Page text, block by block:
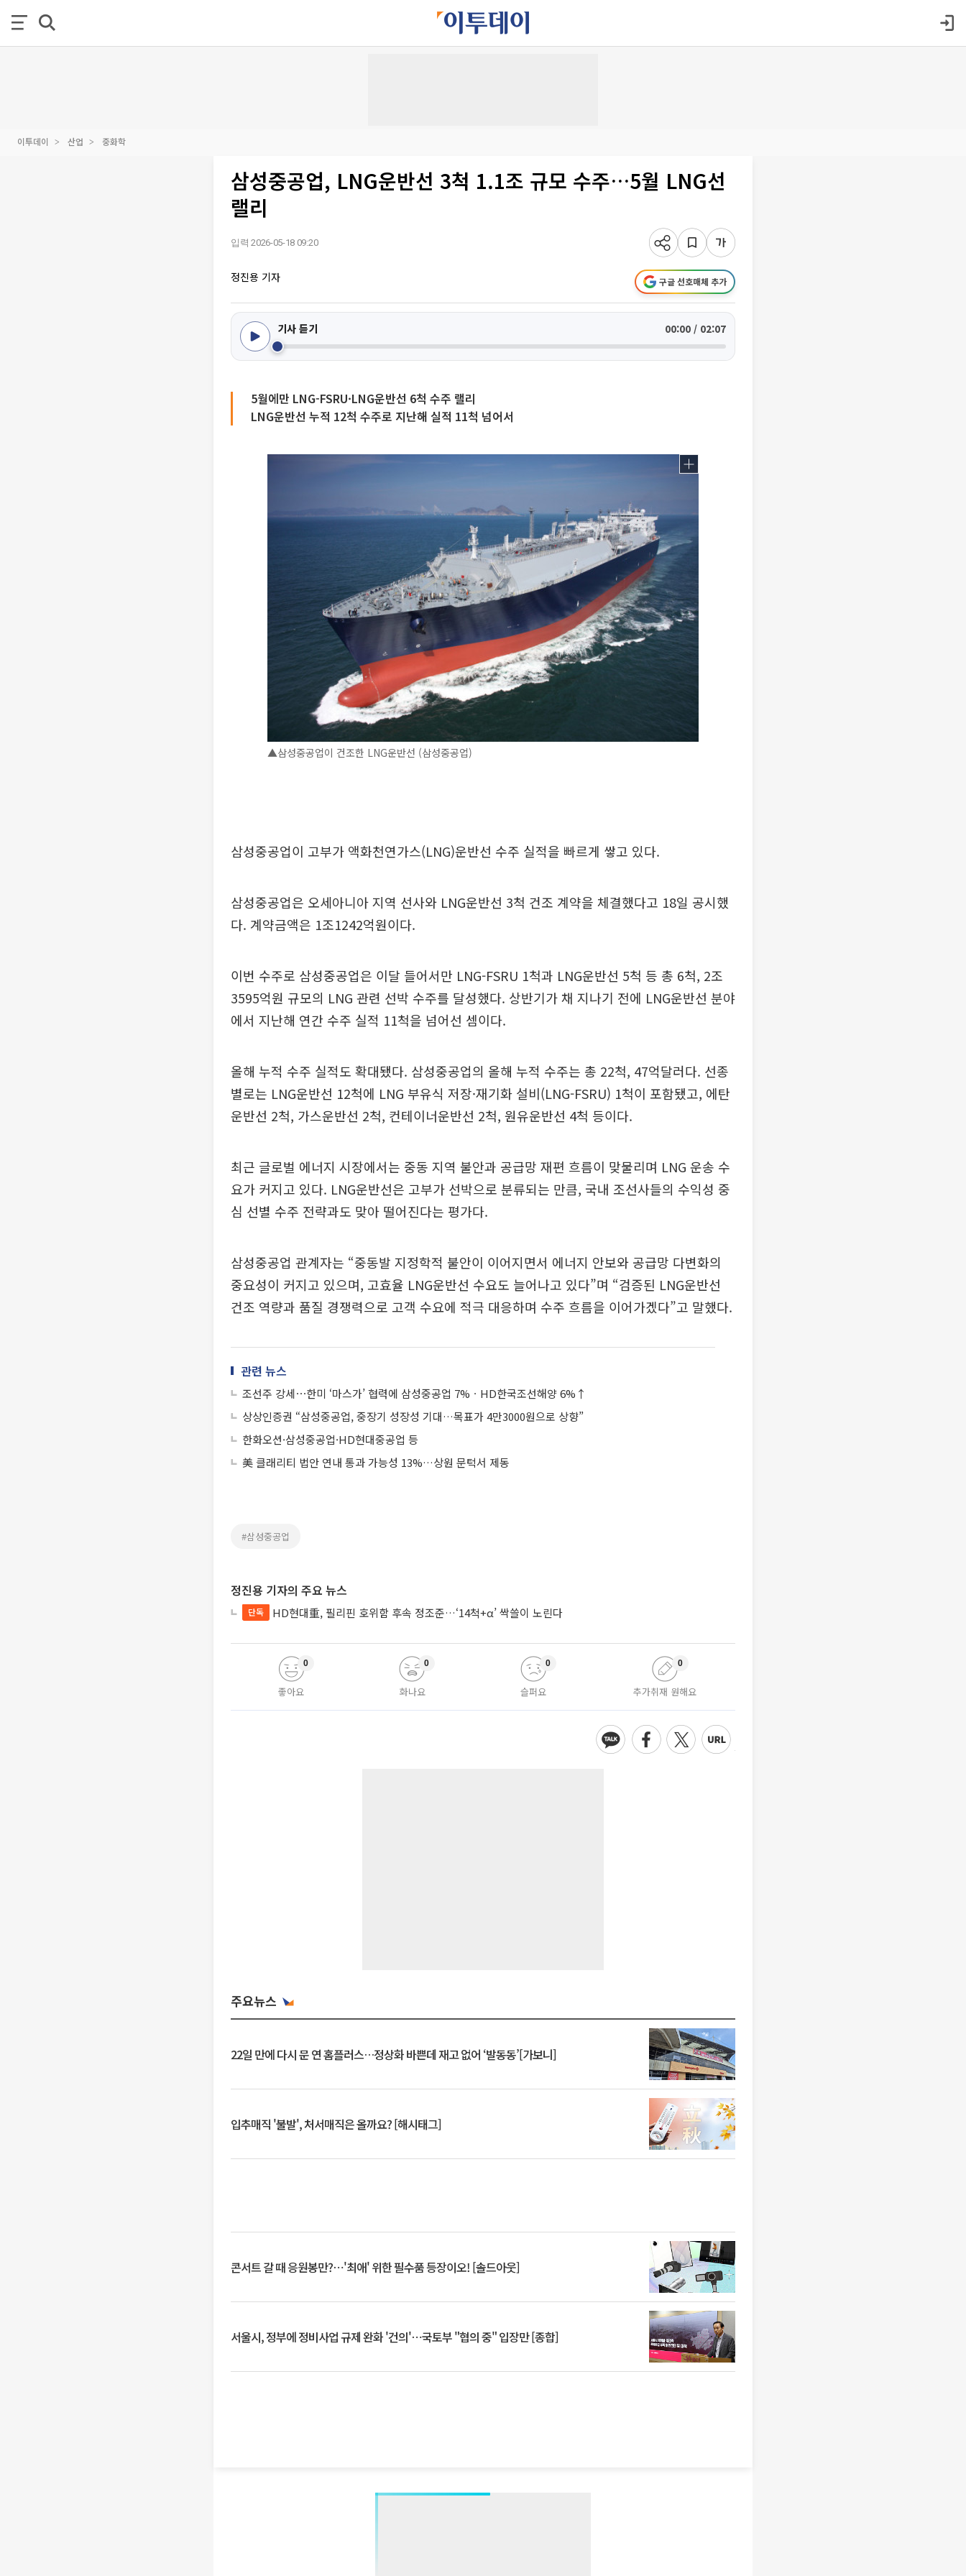
이투데이 산업 중화학
삼성중공업, LNG운반선 3척 1.1조 규모 수주…5월 LNG선
랠리
입력 2026-05-18 09:20
정진용 기자 구글 선호매체 추가
기사 듣기 00:00 / 02:07
5월에만 LNG-FSRU·LNG운반선 6척 수주 랠리
LNG운반선 누적 12척 수주로 지난해 실적 11척 넘어서
▲삼성중공업이 건조한 LNG운반선 (삼성중공업)
삼성중공업이 고부가 액화천연가스(LNG)운반선 수주 실적을 빠르게 쌓고 있다.
삼성중공업은 오세아니아 지역 선사와 LNG운반선 3척 건조 계약을 체결했다고 18일 공시했
다. 계약금액은 1조1242억원이다.
이번 수주로 삼성중공업은 이달 들어서만 LNG-FSRU 1척과 LNG운반선 5척 등 총 6척, 2조
3595억원 규모의 LNG 관련 선박 수주를 달성했다. 상반기가 채 지나기 전에 LNG운반선 분야
에서 지난해 연간 수주 실적 11척을 넘어선 셈이다.
올해 누적 수주 실적도 확대됐다. 삼성중공업의 올해 누적 수주는 총 22척, 47억달러다. 선종
별로는 LNG운반선 12척에 LNG 부유식 저장·재기화 설비(LNG-FSRU) 1척이 포함됐고, 에탄
운반선 2척, 가스운반선 2척, 컨테이너운반선 2척, 원유운반선 4척 등이다.
최근 글로벌 에너지 시장에서는 중동 지역 불안과 공급망 재편 흐름이 맞물리며 LNG 운송 수
요가 커지고 있다. LNG운반선은 고부가 선박으로 분류되는 만큼, 국내 조선사들의 수익성 중
심 선별 수주 전략과도 맞아 떨어진다는 평가다.
삼성중공업 관계자는 “중동발 지정학적 불안이 이어지면서 에너지 안보와 공급망 다변화의
중요성이 커지고 있으며, 고효율 LNG운반선 수요도 늘어나고 있다”며 “검증된 LNG운반선
건조 역량과 품질 경쟁력으로 고객 수요에 적극 대응하며 수주 흐름을 이어가겠다”고 말했다.
관련 뉴스
조선주 강세⋯한미 ‘마스가’ 협력에 삼성중공업 7%ㆍHD한국조선해양 6%↑
상상인증권 “삼성중공업, 중장기 성장성 기대…목표가 4만3000원으로 상향”
한화오션·삼성중공업·HD현대중공업 등
美 클래리티 법안 연내 통과 가능성 13%…상원 문턱서 제동
#삼성중공업
정진용 기자의 주요 뉴스
단독 HD현대重, 필리핀 호위함 후속 정조준…‘14척+α’ 싹쓸이 노린다
좋아요
0
화나요
0
슬퍼요
0
추가취재 원해요
0
주요뉴스
22일 만에 다시 문 연 홈플러스…정상화 바쁜데 재고 없어 ‘발동동’[가보니]
입추매직 '불발', 처서매직은 올까요? [해시태그]
콘서트 갈 때 응원봉만?⋯'최애' 위한 필수품 등장이오! [솔드아웃]
서울시, 정부에 정비사업 규제 완화 '건의'⋯국토부 "협의 중" 입장만 [종합]